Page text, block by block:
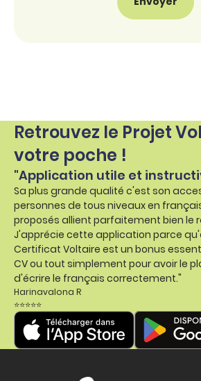
Retrouvez le Projet
votre poche !
"Application utile et
Sa plus grande qualité c'est son
personnes de tous niveaux en
proposés allient parfaitement bien le
J'apprécie cette application parce
Certificat Voltaire est un bonus
CV ou tout simplement pour avoir le
d'écrire le français correctement."
Harinavalona R
⭐⭐⭐⭐⭐